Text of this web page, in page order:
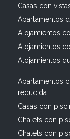
Casas con
Apartamentos
Alojamientos
Alojamientos
Alojamientos
Apartamentos
reducida
Casas con
Chalets con
Chalets con